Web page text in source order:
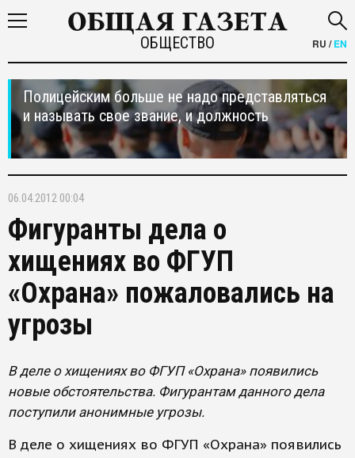
ОБЩЕСТВО RU /EN
Полицейским больше не надо представляться
и называть свое звание, и должность
06.04.2012 00:04
Фигуранты дела о
хищениях во ФГУП
«Охрана» пожаловались на
угрозы
В деле о хищениях во ФГУП «Охрана» появились
новые обстоятельства. Фигурантам данного дела
поступили анонимные угрозы.
В деле о хищениях во ФГУП «Охрана» появились